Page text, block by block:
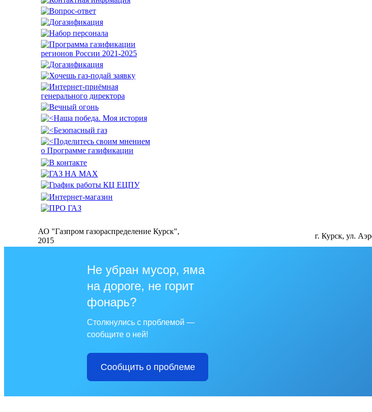
АО "Газпром газораспределение Курск",
2015
г. Курск, ул.
Не убран мусор, яма
на дороге, не горит
фонарь?
Столкнулись с проблемой —
сообщите о ней!
Сообщить о проблеме